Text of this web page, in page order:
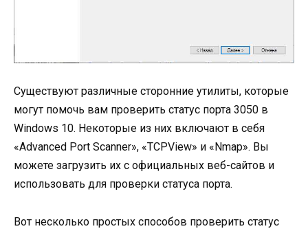
Существуют различные сторонние утилиты, которые
могут помочь вам проверить статус порта 3050 в
Windows 10. Некоторые из них включают в себя
«Advanced Port Scanner», «TCPView» и «Nmap». Вы
можете загрузить их с официальных веб-сайтов и
использовать для проверки статуса порта.
Вот несколько простых способов проверить статус